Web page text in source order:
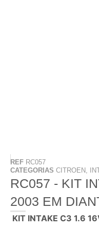
REF RC057
CATEGORIAS CITROEN,
RC057 - KIT
2003 EM
KIT INTAKE C3 1.6